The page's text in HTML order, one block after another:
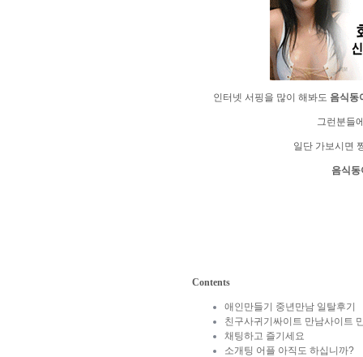
인터넷 서핑을 많이 해봐도 음­식­동­
그런분들
일단 가보시면
음­식­동­
Contents
애인만들기 중년만남 일탈후기
친구사귀기싸이트 만남사이트
채팅하고 즐기세요
소개팅 어플 아직도 하십니까?